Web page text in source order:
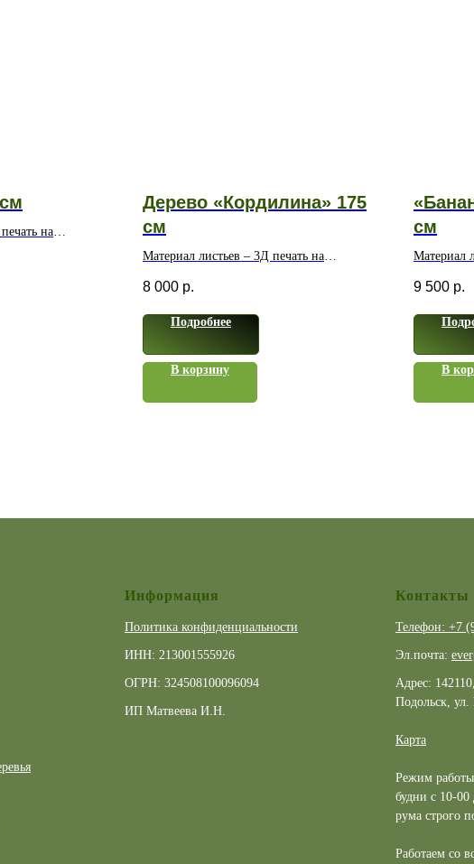
на
Дерево «Кордилина» 175
см
Материал листьев – 3Д печать на
полимерном волокне
8 000 р.
Подробнее
В корзину
см
Материал
9 500 р.
В
Информация
Политика конфиденциальности
ИНН: 213001555926
ОГРН: 324508100096094
ИП Матвеева И.Н.
Контакты
Телефон: +7
Эл.почта:
Адрес:
Подольск,
Карта
Режим
будни с 10-
рума строго
Работаем со